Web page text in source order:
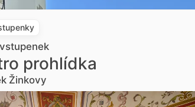
prohlídka
Žinkovy